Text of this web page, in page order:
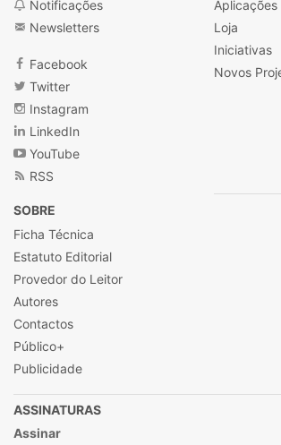
Notificações
Newsletters
Facebook
Twitter
Instagram
LinkedIn
YouTube
RSS
Aplicações
Loja
Iniciativas
Novos
SOBRE
Ficha Técnica
Estatuto Editorial
Provedor do Leitor
Autores
Contactos
Público+
Publicidade
ASSINATURAS
Assinar